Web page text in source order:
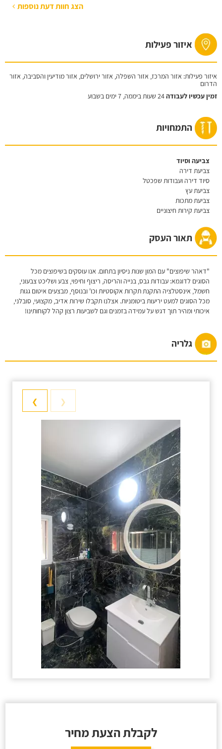
הצג חוות דעת נוספות
איזור פעילות
איזור פעילות: אזור המרכז, אזור השפלה, אזור ירושלים, אזור מודיעין והסביבה, אזור
הדרום
זמין עכשיו לעבודה24 שעות ביממה, 7 ימים בשבוע
התמחויות
צביעה וסיוד
צביעת דירה
סיוד דירה ועבודות שפכטל
צביעת עץ
צביעת מתכות
צביעת קירות חיצוניים
תאור העסק
"דאהר שיפוצים" עם המון שנות ניסיון בתחום. אנו עוסקים בשיפוצים מכל
הסוגים לדוגמא: עבודות גבס, בנייה והריסה, ריצוף וחיפוי, צבע ושליכט צבעוני,
חשמל, אינסטלציה התקנת תקרות אקוסטיות וכו' ובנוסף, מבצעים איטום גגות
מכל הסוגים למעט יריעות ביטומניות. אצלנו תקבלו שירות אדיב, מקצועי, סובלני,
איכותי ומהיר תוך דגש על עמידה בזמנים וגם לשביעות רצון קהל לקוחותינו!
גלריה
❮
❯
לקבלת הצעת מחיר